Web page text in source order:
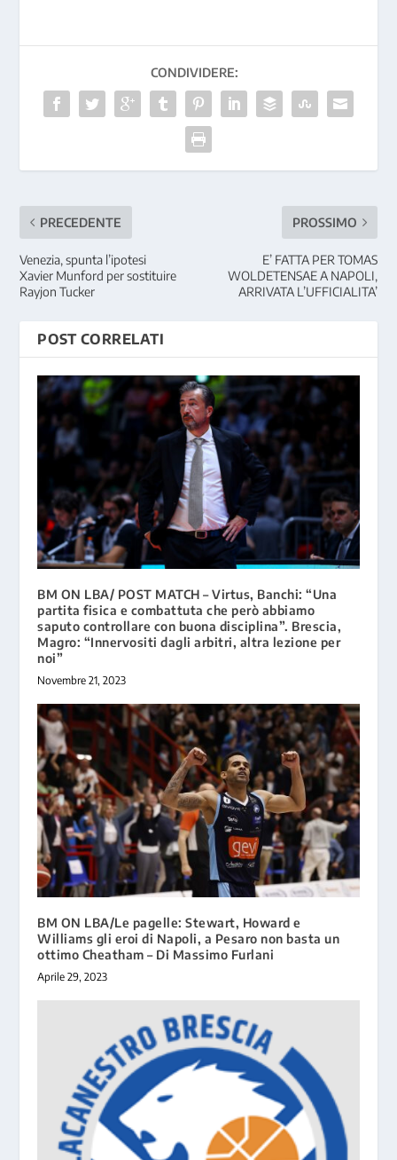
CONDIVIDERE:
PRECEDENTE
Venezia, spunta l’ipotesi
Xavier Munford per sostituire
Rayjon Tucker
PROSSIMO
E’ FATTA PER TOMAS
WOLDETENSAE A NAPOLI,
ARRIVATA L’UFFICIALITA’
POST CORRELATI
BM ON LBA/ POST MATCH – Virtus, Banchi: “Una
partita fisica e combattuta che però abbiamo
saputo controllare con buona disciplina”. Brescia,
Magro: “Innervositi dagli arbitri, altra lezione per
noi”
Novembre 21, 2023
BM ON LBA/Le pagelle: Stewart, Howard e
Williams gli eroi di Napoli, a Pesaro non basta un
ottimo Cheatham – Di Massimo Furlani
Aprile 29, 2023